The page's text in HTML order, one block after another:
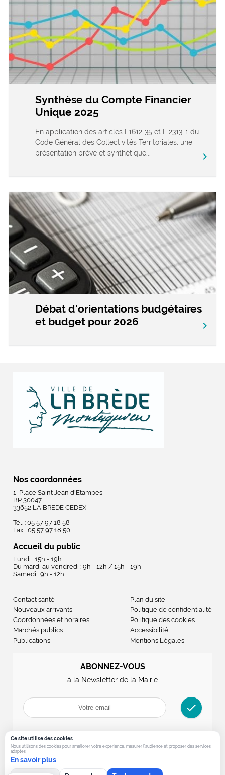
Synthèse du Compte Financier
Unique 2025
En application des articles L1612-35 et L 2313-1 du
Code Général des Collectivités Territoriales, une
présentation brève et synthétique...
chevron_right
Débat d’orientations budgétaires
et budget pour 2026
chevron_right
Nos coordonnées
1, Place Saint Jean d'Etampes
BP 30047
33652 LA BREDE CEDEX
Tél. : 05 57 97 18 58
Fax : 05 57 97 18 50
Accueil du public
Lundi : 15h - 19h
Du mardi au vendredi : 9h - 12h / 15h - 19h
Samedi : 9h - 12h
Contact santé
Nouveaux arrivants
Coordonnées et horaires
Marchés publics
Publications
Plan du site
Politique de confidentialité
Politique des cookies
Accessibilité
Mentions Légales
ABONNEZ-VOUS
à la Newsletter de la Mairie
check
Ce site utilise des cookies
Nous utilisons des cookies pour ameliorer votre experience, mesurer l’audience et proposer des services
adaptes.
En savoir plus